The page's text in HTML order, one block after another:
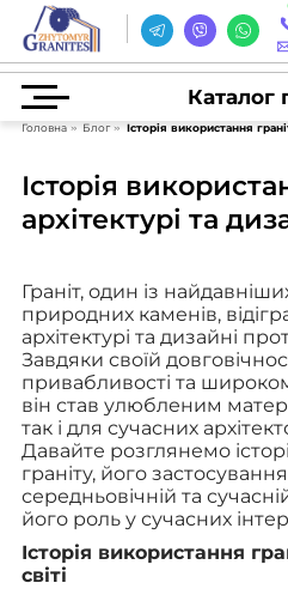
Каталог
Головна Блог Історія використання
Історія
архітектурі та
Граніт, один із
природних каменів,
архітектурі та дизайні
Завдяки своїй
привабливості та
він став улюбленим
так і для сучасних
Давайте розглянемо
граніту, його
середньовічній та
його роль у сучасних
Історія використання
світі